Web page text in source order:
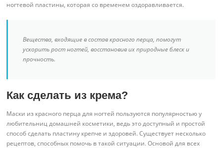
ногтевой пластины, которая со временем оздоравливается.
Вещества, входящие в состав красного перца, помогут
ускорить рост ногтей, восстановив их природные блеск и
прочность.
Как сделать из крема?
Маски из красного перца для ногтей пользуются популярностью у
любительниц домашней косметики, ведь это доступный и простой
способ сделать пластину крепче и здоровей. Существует несколько
рецептов, способных помочь в такой ситуации. Основой для всех